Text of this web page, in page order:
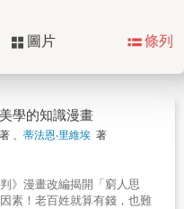
圖片 條列
學的知識漫畫
著 、蒂法恩‧里維埃 著
》漫畫改編揭開「窮人思
素！老百姓就算有錢，也難